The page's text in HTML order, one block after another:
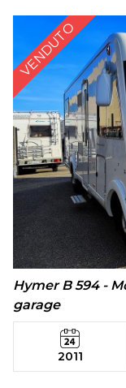
VENDUTO
Hymer B 594 -
garage
2011